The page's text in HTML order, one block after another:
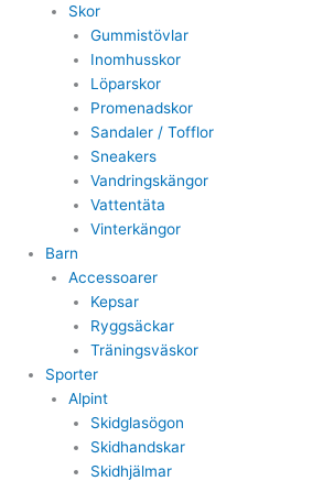
Skor
Gummistövlar
Inomhusskor
Löparskor
Promenadskor
Sandaler / Tofflor
Sneakers
Vandringskängor
Vattentäta
Vinterkängor
Barn
Accessoarer
Kepsar
Ryggsäckar
Träningsväskor
Sporter
Alpint
Skidglasögon
Skidhandskar
Skidhjälmar